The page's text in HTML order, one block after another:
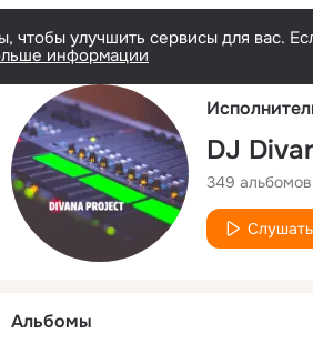
улучшить сервисы для вас.
информации
DJ
349 альбомов
Слушать
Альбомы